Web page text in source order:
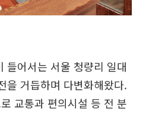
들어서는 서울 청량리 일대
을 거듭하며 다변화해왔다.
교통과 편의시설 등 전 분